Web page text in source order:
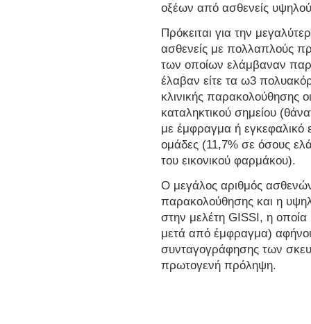
οξέων από ασθενείς
Πρόκειται για την
ασθενείς με πολλαπλούς
των οποίων ελάμβαναν
έλαβαν είτε τα ω3
κλινικής παρακολούθησης
καταληκτικού σημείου
με έμφραγμα ή εγκεφαλικό
ομάδες (11,7% σε όσους
του εικονικού φαρμάκου).
Ο μεγάλος αριθμός
παρακολούθησης και η
στην μελέτη GISSI, η
μετά από έμφραγμα)
συνταγογράφησης των
πρωτογενή πρόληψη.